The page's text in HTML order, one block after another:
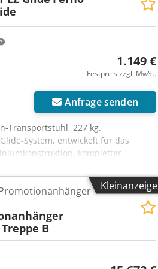
(sicheres Treppentragen) •
•
• Herstellung: Made in
1.149 €
Festpreis zzgl. MwSt.
Anfrage senden
Transportstuhl, 227 kg.
System, entwickelt für das
kompletter
Das Gerät ist funktionsfähig,
Krankenhäuser und
Eepfx Ab Nsha
Kleinanzeige
B